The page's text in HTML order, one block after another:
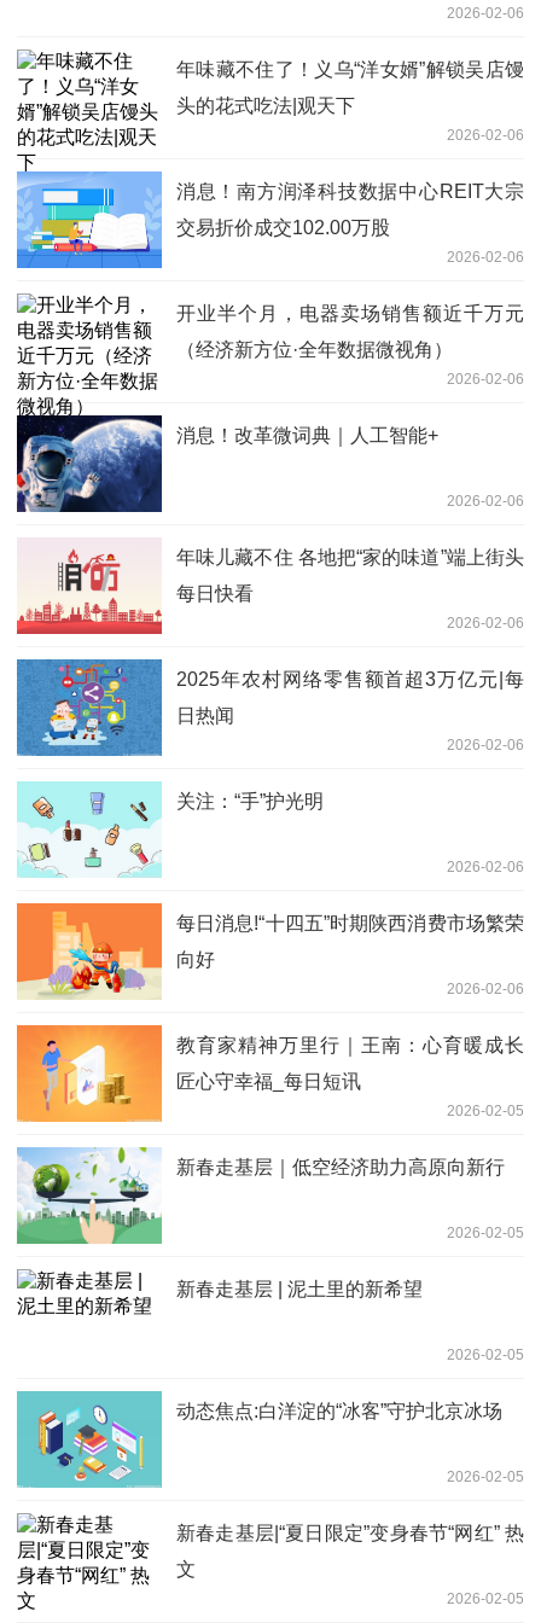
2026-02-06
年味藏不住了！义乌“洋女婿”解锁吴店馒
头的花式吃法|观天下
2026-02-06
消息！南方润泽科技数据中心REIT大宗
交易折价成交102.00万股
2026-02-06
开业半个月，电器卖场销售额近千万元
（经济新方位·全年数据微视角）
2026-02-06
消息！改革微词典｜人工智能+
2026-02-06
年味儿藏不住 各地把“家的味道”端上街头
每日快看
2026-02-06
2025年农村网络零售额首超3万亿元|每
日热闻
2026-02-06
关注：“手”护光明
2026-02-06
每日消息!“十四五”时期陕西消费市场繁荣
向好
2026-02-06
教育家精神万里行｜王南：心育暖成长
匠心守幸福_每日短讯
2026-02-05
新春走基层｜低空经济助力高原向新行
2026-02-05
新春走基层 | 泥土里的新希望
2026-02-05
动态焦点:白洋淀的“冰客”守护北京冰场
2026-02-05
新春走基层|“夏日限定”变身春节“网红” 热
文
2026-02-05